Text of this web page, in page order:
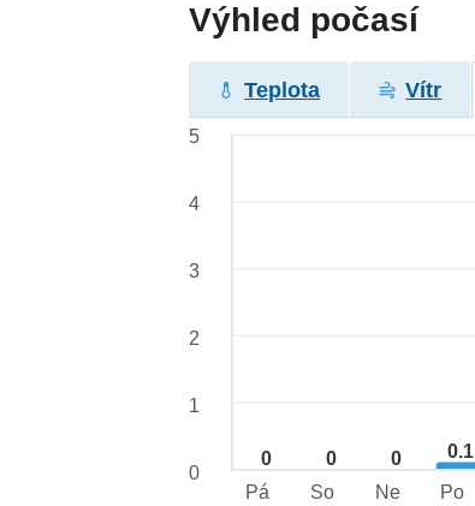
Výhled počasí
Teplota Vítr
0 0 0 0.1
5
4
3
2
1
0
Pá
So Ne Po